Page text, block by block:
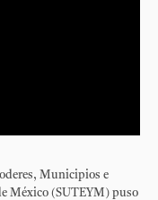
Municipios e
México (SUTEYM) puso